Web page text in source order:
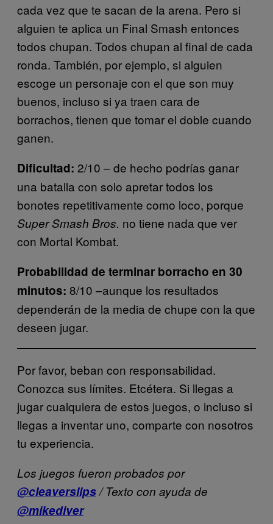
cada vez que te sacan de la arena. Pero si
alguien te aplica un Final Smash entonces
todos chupan. Todos chupan al final de cada
ronda. También, por ejemplo, si alguien
escoge un personaje con el que son muy
buenos, incluso si ya traen cara de
borrachos, tienen que tomar el doble cuando
ganen.
Dificultad: 2/10 – de hecho podrías ganar
una batalla con solo apretar todos los
bonotes repetitivamente como loco, porque
Super Smash Bros. no tiene nada que ver
con Mortal Kombat.
Probabilidad de terminar borracho en 30
minutos: 8/10 –aunque los resultados
dependerán de la media de chupe con la que
deseen jugar.
Por favor, beban con responsabilidad.
Conozca sus límites. Etcétera. Si llegas a
jugar cualquiera de estos juegos, o incluso si
llegas a inventar uno, comparte con nosotros
tu experiencia.
Los juegos fueron probados por
@cleaverslips/ Texto con ayuda de
@mikediver